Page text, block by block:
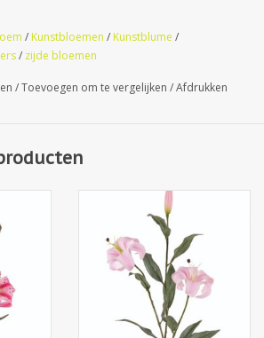
/ Kunstbloemen / Kunstblume /
/ zijde bloemen
/Toevoegen om te vergelijken /Afdrukken